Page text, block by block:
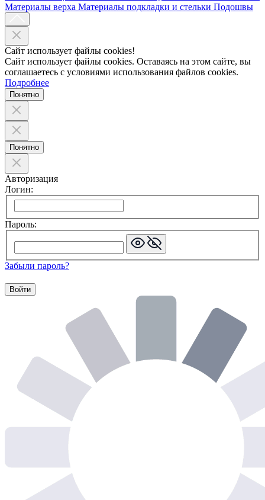
Материалы верха Материалы подкладки и стельки Подошвы
Сайт использует файлы cookies!
Сайт использует файлы cookies. Оставаясь на этом сайте, вы
соглашаетесь с условиями использования файлов cookies.
Подробнее
Понятно
Понятно
Авторизация
Логин:
Пароль:
Забыли пароль?
Войти